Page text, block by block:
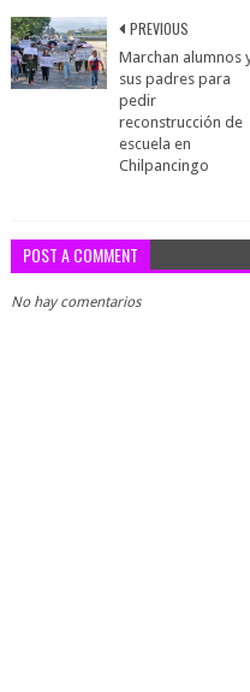
PREVIOUS
Marchan alumnos
sus padres para
pedir
reconstrucción de
escuela en
Chilpancingo
POST A COMMENT
No hay comentarios